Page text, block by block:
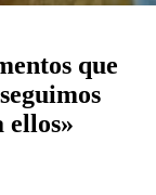
que
ellos»